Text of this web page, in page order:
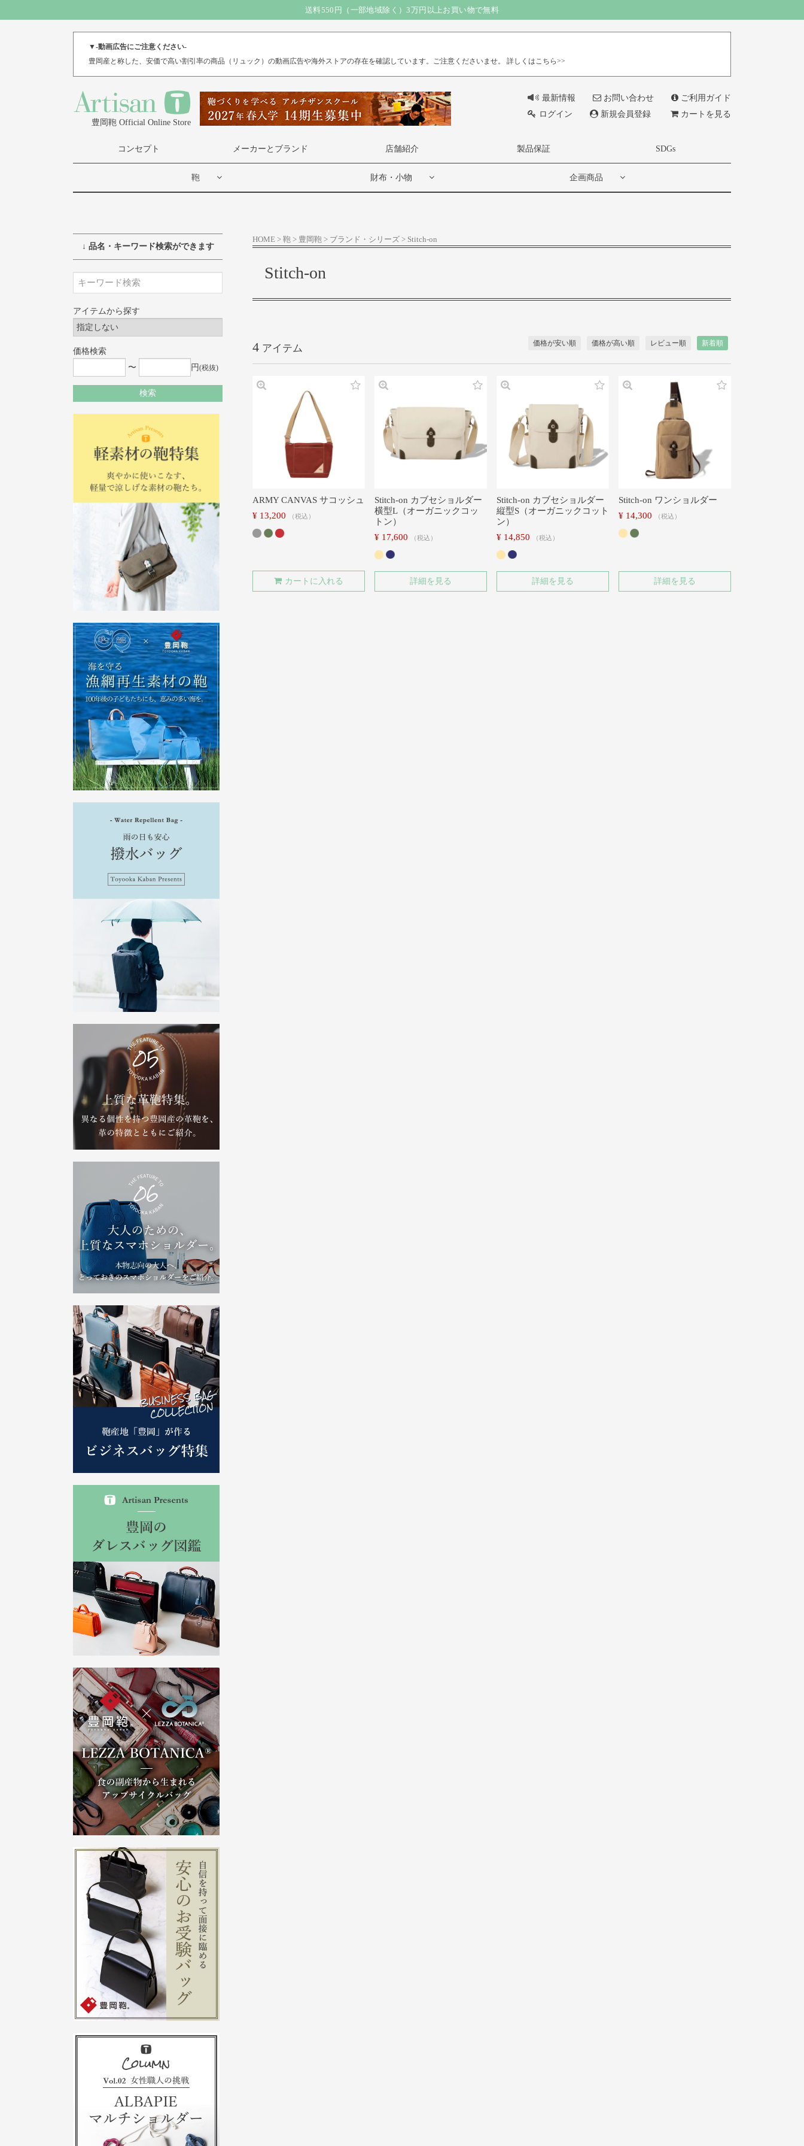
送料550円（一部地域除く）3万円以上お買い物で無料
▼-動画広告にご注意ください-
豊岡産と称した、安価で高い割引率の商品（リュック）の動画広告や海外ストアの存在を確認しています。ご注意くださいませ。 詳しくはこちら>>
豊岡鞄 Official Online Store
最新情報 お問い合わせ
ご利用ガイド
ログイン
新規会員登録 カートを見る
コンセプト メーカーとブランド 店舗紹介 製品保証 SDGs
鞄 財布・小物 企画商品
HOME 鞄 豊岡鞄 ブランド・シリーズ Stitch-on
Stitch-on
価格が安い順 価格が高い順 レビュー順 新着順
4
ARMY CANVAS サコッシュ
¥ 13,200 税込
カートに入れる
Stitch-on カブセショルダー
横型L（オーガニックコッ
トン）
¥ 17,600 税込
詳細を見る
Stitch-on カブセショルダー
縦型S（オーガニックコット
ン）
¥ 14,850 税込
詳細を見る
Stitch-on ワンショルダー
¥ 14,300 税込
詳細を見る
↓ 品名・キーワード検索ができます
アイテムから探す
価格検索
〜
円(税抜)
検索